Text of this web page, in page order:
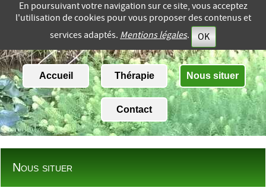
En poursuivant votre navigation sur ce site, vous acceptez
l'utilisation de cookies pour vous proposer des contenus et
services adaptés. Mentions légales. OK
Accueil Thérapie Nous situer
Contact
Nous situer